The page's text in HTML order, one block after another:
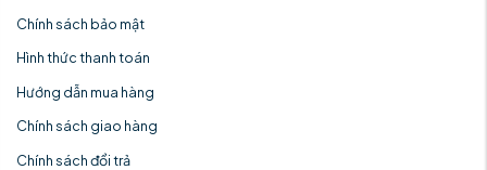
Chính sách bảo mật
Hình thức thanh toán
Hướng dẫn mua hàng
Chính sách giao hàng
Chính sách đổi trả